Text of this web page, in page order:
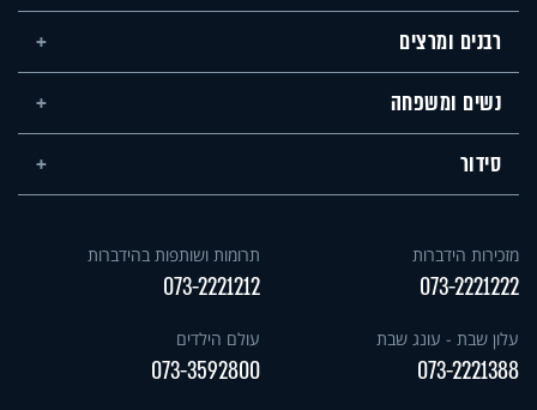
רבנים ומרצים
נשים ומשפחה
סידור
מזכירות הידברות
073-2221222
תרומות ושותפות בהידברות
073-2221212
עלון שבת - עונג שבת
073-2221388
עולם הילדים
073-3592800